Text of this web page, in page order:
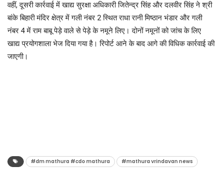
वहीं, दूसरी कार्रवाई में खाद्य सुरक्षा अधिकारी जितेन्द्र सिंह और दलवीर सिंह ने श्री
बांके बिहारी मंदिर क्षेत्र में गली नंबर 2 स्थित राधा रानी मिष्ठान भंडार और गली
नंबर 4 में राम बाबू पेड़े वाले से पेड़े के नमूने लिए। दोनों नमूनों को जांच के लिए
खाद्य प्रयोगशाला भेज दिया गया है। रिपोर्ट आने के बाद आगे की विधिक कार्रवाई की
जाएगी।
#dm mathura #cdo mathura #mathura vrindavan news